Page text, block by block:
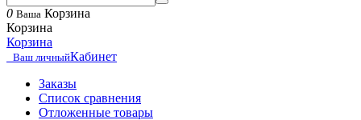
0 Ваша Корзина
Корзина
Корзина
Ваш личныйКабинет
Заказы
Список сравнения
Отложенные товары